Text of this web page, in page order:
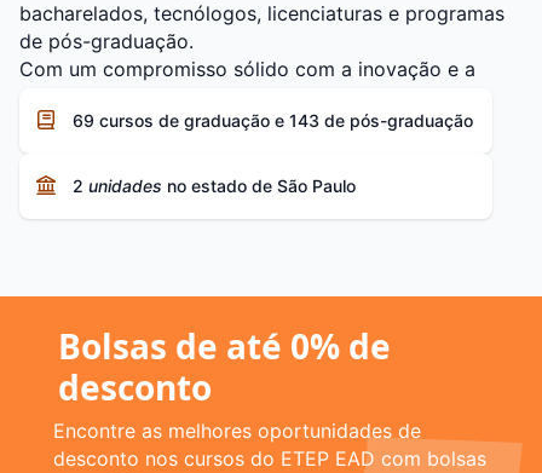
bacharelados, tecnólogos, licenciaturas e programas
de pós-graduação.
Com um compromisso sólido com a inovação e a
modernas tecnologias educacionais para proporcionar
qualidade. A instituição integra métodos de ensino
69 cursos de graduação e 143 de pós-graduação
2 unidades no estado de São Paulo
Bolsas de até 0% de
desconto
Encontre as melhores oportunidades de
desconto nos cursos do ETEP EAD com bolsas